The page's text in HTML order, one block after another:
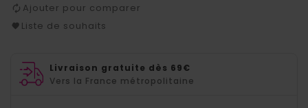
Ajouter pour comparer
Liste de souhaits
Livraison gratuite dès 69€
Vers la France métropolitaine